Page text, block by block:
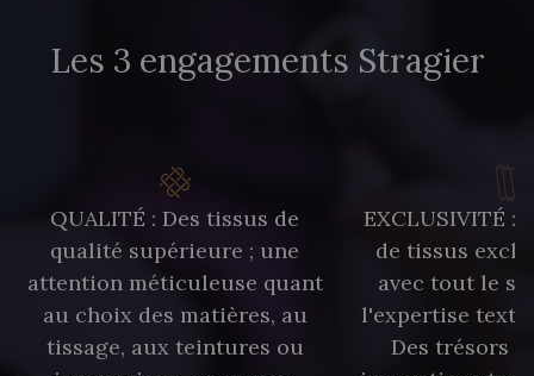
Les 3 engagements Stragier
QUALITÉ : Des tissus de
qualité supérieure ; une
attention méticuleuse quant
au choix des matières, au
tissage, aux teintures ou
EXCLUSIVITÉ :
de tissus
avec tout le
l'expertise
Des trésors